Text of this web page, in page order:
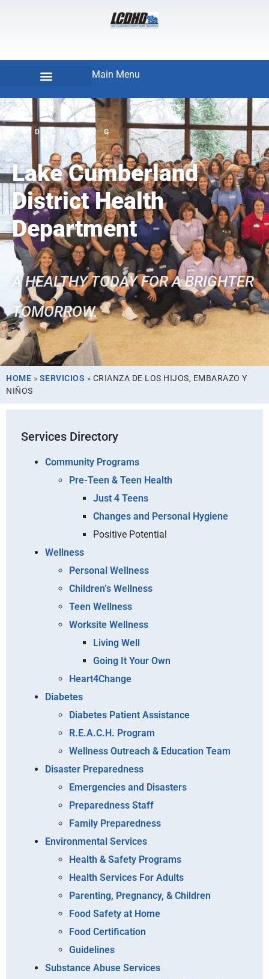
Main Menu
LCDHD.ORG
Lake Cumberland
District Health
Department
A HEALTHY TODAY FOR A BRIGHTER
TOMORROW.
HOME » SERVICIOS » CRIANZA DE LOS HIJOS, EMBARAZO Y
NIÑOS
Services Directory
Community Programs
Pre-Teen & Teen Health
Just 4 Teens
Changes and Personal Hygiene
Positive Potential
Wellness
Personal Wellness
Children’s Wellness
Teen Wellness
Worksite Wellness
Living Well
Going It Your Own
Heart4Change
Diabetes
Diabetes Patient Assistance
R.E.A.C.H. Program
Wellness Outreach & Education Team
Disaster Preparedness
Emergencies and Disasters
Preparedness Staff
Family Preparedness
Environmental Services
Health & Safety Programs
Health Services For Adults
Parenting, Pregnancy, & Children
Food Safety at Home
Food Certification
Guidelines
Substance Abuse Services